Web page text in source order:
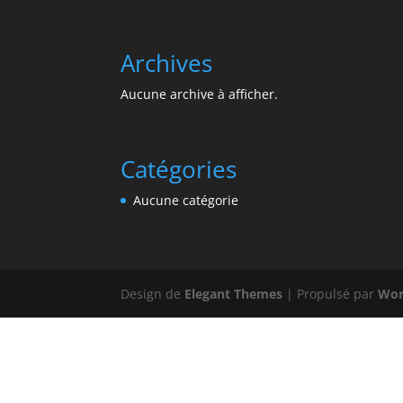
Archives
Aucune archive à afficher.
Catégories
Aucune catégorie
Design de Elegant Themes | Propulsé par